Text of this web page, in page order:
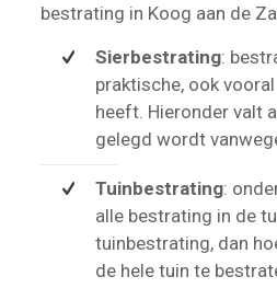
bestrating in Koog aan de
Sierbestrating:
praktische, ook
heeft. Hieronder valt
gelegd wordt
Tuinbestrating:
alle bestrating in de
tuinbestrating, dan
de hele tuin te